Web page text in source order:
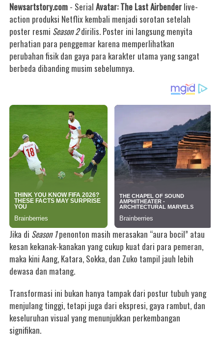
Newsartstory.com - SerialAvatar: The Last Airbender live-
action produksi Netflix kembali menjadi sorotan setelah
poster resmi Season 2dirilis. Poster ini langsung menyita
perhatian para penggemar karena memperlihatkan
perubahan fisik dan gaya para karakter utama yang sangat
berbeda dibanding musim sebelumnya.
Jika di Season 1penonton masih merasakan “aura bocil” atau
kesan kekanak-kanakan yang cukup kuat dari para pemeran,
maka kini Aang, Katara, Sokka, dan Zuko tampil jauh lebih
dewasa dan matang.
Transformasi ini bukan hanya tampak dari postur tubuh yang
menjulang tinggi, tetapi juga dari ekspresi, gaya rambut, dan
keseluruhan visual yang menunjukkan perkembangan
signifikan.